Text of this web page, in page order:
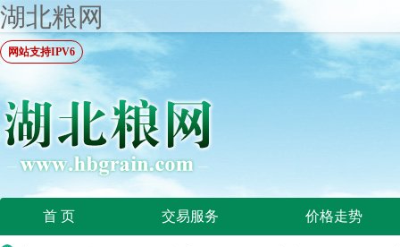
湖北粮网
网站支持IPV6
首 页 交易服务 价格走势